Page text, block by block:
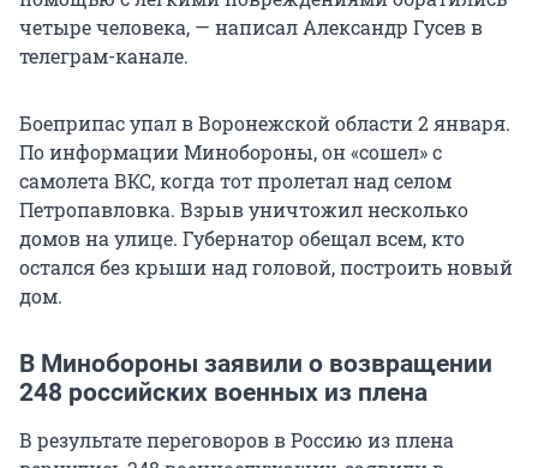
четыре человека, — написал Александр Гусев в
телеграм-канале.
Боеприпас упал в Воронежской области 2 января.
По информации Минобороны, он «сошел» с
самолета ВКС, когда тот пролетал над селом
Петропавловка. Взрыв уничтожил несколько
домов на улице. Губернатор обещал всем, кто
остался без крыши над головой, построить новый
дом.
В Минобороны заявили о возвращении
248 российских военных из плена
В результате переговоров в Россию из плена